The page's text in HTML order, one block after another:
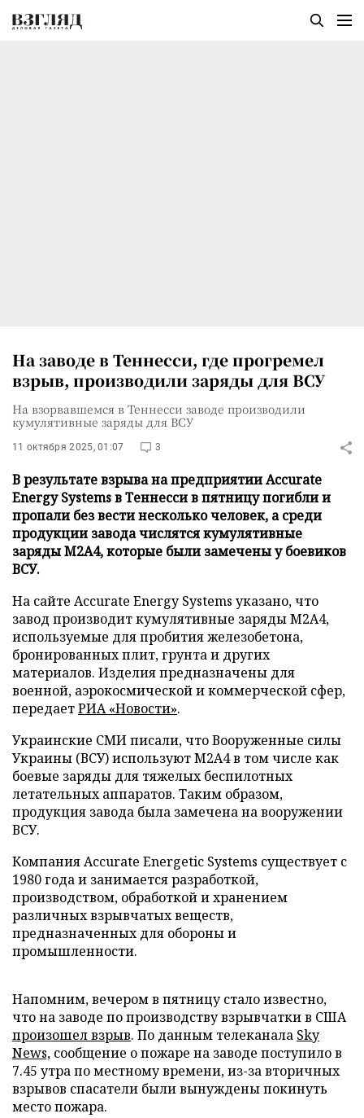
На заводе в Теннесси, где прогремел
взрыв, производили заряды для ВСУ
На взорвавшемся в Теннесси заводе производили
кумулятивные заряды для ВСУ
11 октября 2025, 01:07 3
В результате взрыва на предприятии Accurate
Energy Systems в Теннесси в пятницу погибли и
пропали без вести несколько человек, а среди
продукции завода числятся кумулятивные
заряды M2A4, которые были замечены у боевиков
ВСУ.
На сайте Accurate Energy Systems указано, что
завод производит кумулятивные заряды M2A4,
используемые для пробития железобетона,
бронированных плит, грунта и других
материалов. Изделия предназначены для
военной, аэрокосмической и коммерческой сфер,
передаетРИА «Новости».
Украинские СМИ писали, что Вооруженные силы
Украины (ВСУ) используют M2A4 в том числе как
боевые заряды для тяжелых беспилотных
летательных аппаратов. Таким образом,
продукция завода была замечена на вооружении
ВСУ.
Компания Accurate Energetic Systems существует с
1980 года и занимается разработкой,
производством, обработкой и хранением
различных взрывчатых веществ,
предназначенных для обороны и
промышленности.
Напомним, вечером в пятницу стало известно,
что на заводе по производству взрывчатки в США
произошел взрыв. По данным телеканала Sky
News, сообщение о пожаре на заводе поступило в
7.45 утра по местному времени, из-за вторичных
взрывов спасатели были вынуждены покинуть
место пожара.